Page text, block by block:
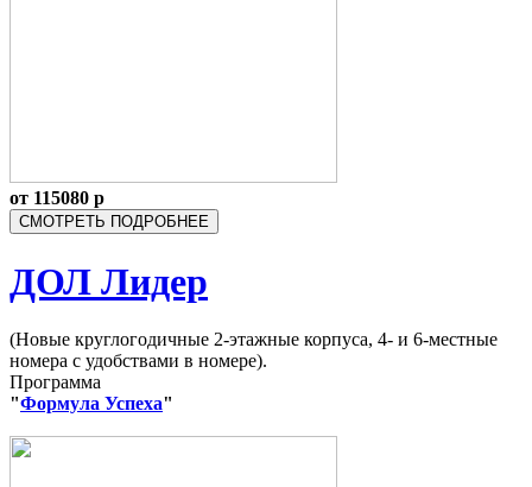
от 115080 р
СМОТРЕТЬ ПОДРОБНЕЕ
ДОЛ Лидер
(Новые круглогодичные 2-этажные корпуса, 4- и 6-местные
номера с удобствами в номере).
Программа
"Формула Успеха"